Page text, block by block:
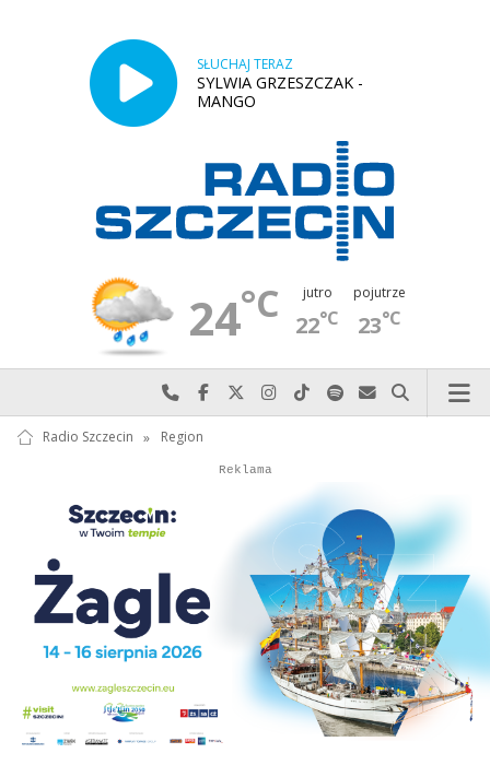
SŁUCHAJ TERAZ
SYLWIA GRZESZCZAK -
MANGO
24°C jutro
22°C
pojutrze
23°C
Najlepiej po prostu do nas zadzwoń
Odwiedź nas na Facebook-u
Odwiedź nas na X
Odwiedź nas na Instagram-ie
Odwiedź nas na TikTok-u
Szukaj nas na Spotify
Wyślij do nas
Szukaj
Radio Szczecin » Region
Autopromocja
Reklama